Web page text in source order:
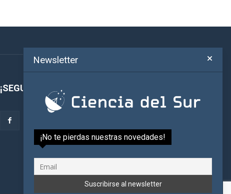
¡SEGUINOS!
Newsletter
¡No te pierdas nuestras novedades!